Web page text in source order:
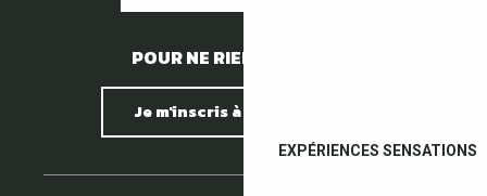
EXPÉRIENCES SENSATIONS
POUR NE RIEN MANQUER !
Je m'inscris à la newsletter